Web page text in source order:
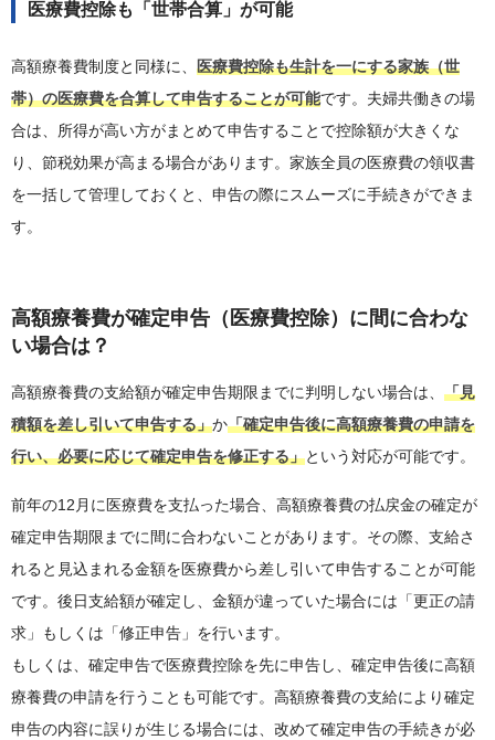
医療費控除も「世帯合算」が可能
高額療養費制度と同様に、 医療費控除も生計を一にする家族（世
帯）の医療費を合算して申告することが可能です。夫婦共働きの場
合は、所得が高い方がまとめて申告することで控除額が大きくな
り、節税効果が高まる場合があります。家族全員の医療費の領収書
を一括して管理しておくと、申告の際にスムーズに手続きができま
す。
高額療養費が確定申告（医療費控除）に間に合わな
い場合は？
高額療養費の支給額が確定申告期限までに判明しない場合は、 「見
積額を差し引いて申告する」か「確定申告後に高額療養費の申請を
行い、必要に応じて確定申告を修正する」という対応が可能です。
前年の12月に医療費を支払った場合、高額療養費の払戻金の確定が
確定申告期限までに間に合わないことがあります。その際、支給さ
れると見込まれる金額を医療費から差し引いて申告することが可能
です。後日支給額が確定し、金額が違っていた場合には「更正の請
求」もしくは「修正申告」を行います。
もしくは、確定申告で医療費控除を先に申告し、確定申告後に高額
療養費の申請を行うことも可能です。高額療養費の支給により確定
申告の内容に誤りが生じる場合には、改めて確定申告の手続きが必